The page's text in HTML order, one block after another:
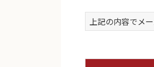
上記の内容でメ